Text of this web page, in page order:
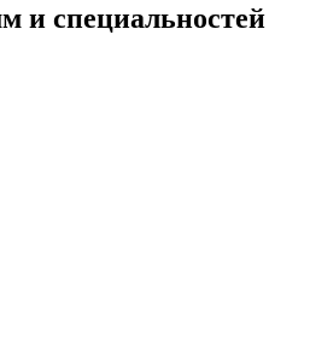
и специальностей